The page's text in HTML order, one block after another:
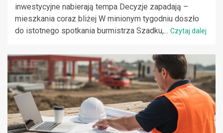
inwestycyjne nabierają tempa Decyzje zapadają –
mieszkania coraz bliżej W minionym tygodniu doszło
do istotnego spotkania burmistrza Szadku,... Czytaj dalej